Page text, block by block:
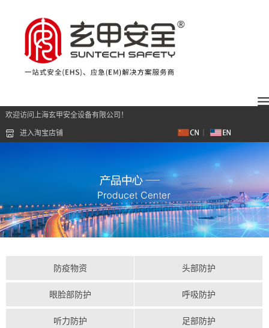
欢迎访问上海玄甲安全设备有限公司！
进入淘宝店铺
防疫物资 头部防护
眼脸部防护 呼吸防护
听力防护 足部防护